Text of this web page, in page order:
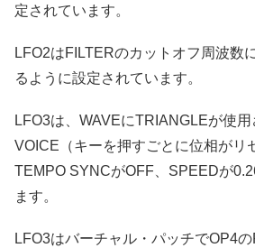
定されています。
LFO2はFILTERのカットオフ周波数
るように設定されています。
LFO3は、WAVEにTRIANGLEが使
VOICE（キーを押すごとに位相がリ
TEMPO SYNCがOFF、SPEEDが
ます。
LFO3はバーチャル・パッチでOP4